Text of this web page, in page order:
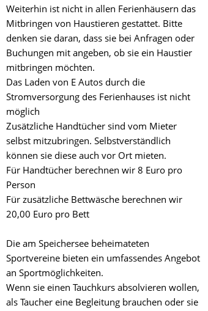
Weiterhin ist nicht in allen Ferienhäusern das
Mitbringen von Haustieren gestattet. Bitte
denken sie daran, dass sie bei Anfragen oder
Buchungen mit angeben, ob sie ein Haustier
mitbringen möchten.
Das Laden von E Autos durch die
Stromversorgung des Ferienhauses ist nicht
möglich
Zusätzliche Handtücher sind vom Mieter
selbst mitzubringen. Selbstverständlich
können sie diese auch vor Ort mieten.
Für Handtücher berechnen wir 8 Euro pro
Person
Für zusätzliche Bettwäsche berechnen wir
20,00 Euro pro Bett
Die am Speichersee beheimateten
Sportvereine bieten ein umfassendes Angebot
an Sportmöglichkeiten.
Wenn sie einen Tauchkurs absolvieren wollen,
als Taucher eine Begleitung brauchen oder sie